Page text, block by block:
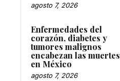
agosto 7, 2026
Enfermedades del
corazón, diabetes y
tumores malignos
encabezan las muertes
en México
agosto 7, 2026